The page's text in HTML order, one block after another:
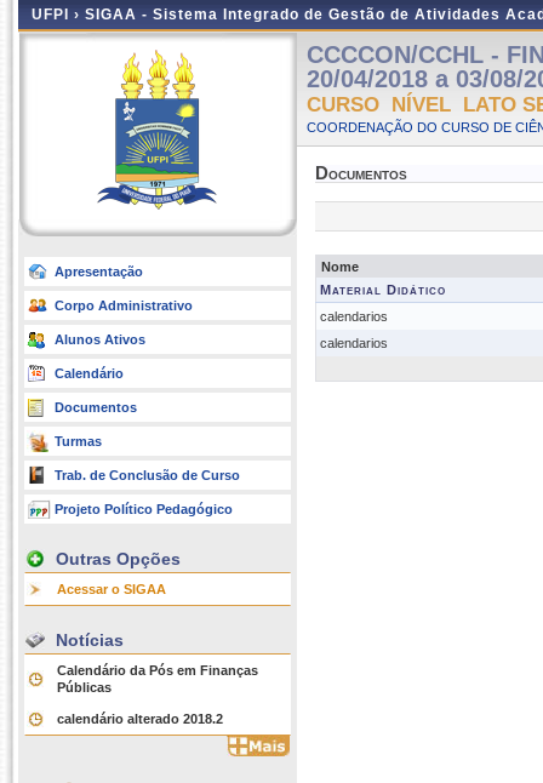
UFPI › SIGAA - Sistema Integrado de Gestão de Atividades
Apresentação
Corpo Administrativo
Alunos Ativos
Calendário
Documentos
Turmas
Trab. de Conclusão de Curso
Projeto Político Pedagógico
Outras Opções
Acessar o SIGAA
Notícias
Calendário da Pós em Finanças
Públicas
calendário alterado 2018.2
CCCCON/CCHL -
20/04/2018 a 03/08/
CURSO NÍVEL LATO
COORDENAÇÃO DO CURSO DE
Documentos
Nome
Material Didático
calendarios
calendarios